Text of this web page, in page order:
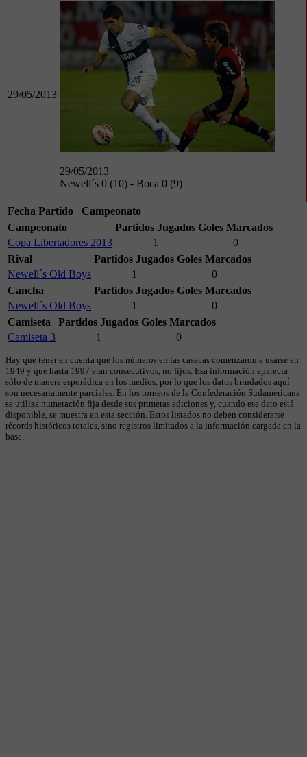
29/05/2013
29/05/2013
Newell´s 0 (10) - Boca 0 (9)
Fecha Partido
Campeonato
Campeonato
Partidos Jugados Goles Marcados
Copa Libertadores 2013
1
0
Rival
Partidos Jugados Goles Marcados
Newell´s Old Boys
1
0
Cancha
Partidos Jugados Goles Marcados
Newell´s Old Boys
1
0
Camiseta
Partidos Jugados Goles Marcados
Camiseta 3
1 0
Hay que tener en cuenta que los números en las casacas comenzaron a usarse en
1949 y que hasta 1997 eran consecutivos, no fijos. Esa información aparecía
sólo de manera esporádica en los medios, por lo que los datos brindados aquí
son necesariamente parciales. En los torneos de la Confederación Sudamericana
se utiliza numeración fija desde sus primeras ediciones y, cuando ese dato está
disponible, se muestra en esta sección. Estos listados no deben considerarse
récords históricos totales, sino registros limitados a la información cargada en la
base.